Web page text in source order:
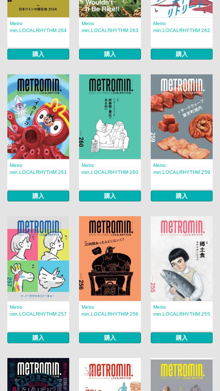
Metro
min.LOCALRHYTHM 264
購入
Metro
min.LOCALRHYTHM 263
購入
Metro
min.LOCALRHYTHM 262
購入
Metro
min.LOCALRHYTHM 261
購入
Metro
min.LOCALRHYTHM 260
購入
Metro
min.LOCALRHYTHM 259
購入
Metro
min.LOCALRHYTHM 257
購入
Metro
min.LOCALRHYTHM 256
購入
Metro
min.LOCALRHYTHM 255
購入